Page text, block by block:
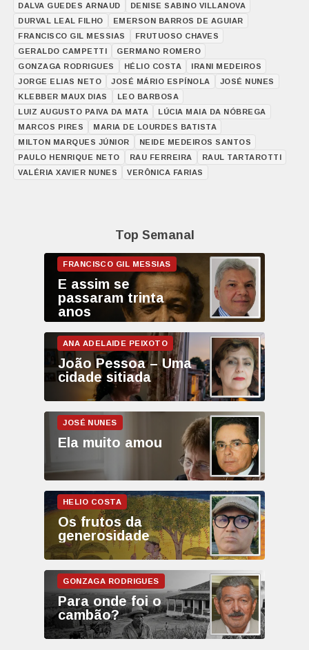
DALVA GUEDES ARNAUD
DENISE SABINO VILLANOVA
DURVAL LEAL FILHO
EMERSON BARROS DE AGUIAR
FRANCISCO GIL MESSIAS
FRUTUOSO CHAVES
GERALDO CAMPETTI
GERMANO ROMERO
GONZAGA RODRIGUES
HÉLIO COSTA
IRANI MEDEIROS
JORGE ELIAS NETO
JOSÉ MÁRIO ESPÍNOLA
JOSÉ NUNES
KLEBBER MAUX DIAS
LEO BARBOSA
LUIZ AUGUSTO PAIVA DA MATA
LÚCIA MAIA DA NÓBREGA
MARCOS PIRES
MARIA DE LOURDES BATISTA
MILTON MARQUES JÚNIOR
NEIDE MEDEIROS SANTOS
PAULO HENRIQUE NETO
RAU FERREIRA
RAUL TARTAROTTI
VALÉRIA XAVIER NUNES
VERÔNICA FARIAS
Top Semanal
E assim se
passaram trinta
anos
João Pessoa – Uma
cidade sitiada
Ela muito amou
Os frutos da
generosidade
Para onde foi o
cambão?